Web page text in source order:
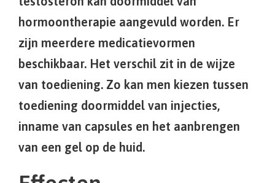
hormoontherapie aangevuld worden. Er
zijn meerdere medicatievormen
beschikbaar. Het verschil zit in de wijze
van toediening. Zo kan men kiezen tussen
toediening doormiddel van injecties,
inname van capsules en het aanbrengen
van een gel op de huid.